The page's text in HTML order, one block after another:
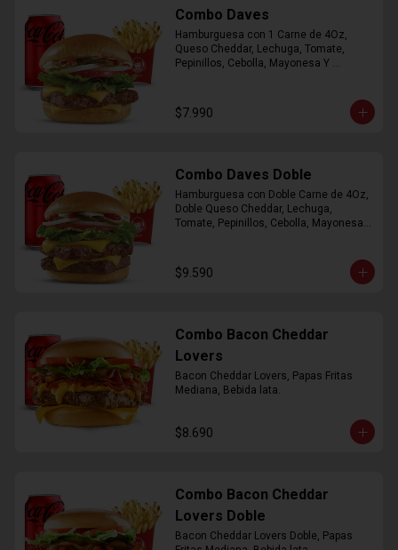
Combo Daves
Hamburguesa con 1 Carne de 4Oz,
Queso Cheddar, Lechuga, Tomate,
Pepinillos, Cebolla, Mayonesa Y
$7.990
Combo Daves Doble
Hamburguesa con Doble Carne de 4Oz,
Doble Queso Cheddar, Lechuga,
Tomate, Pepinillos, Cebolla, Mayonesa y
$9.590
Combo Bacon Cheddar
Lovers
Bacon Cheddar Lovers, Papas Fritas
Mediana, Bebida lata.
$8.690
Combo Bacon Cheddar
Lovers Doble
Bacon Cheddar Lovers Doble, Papas